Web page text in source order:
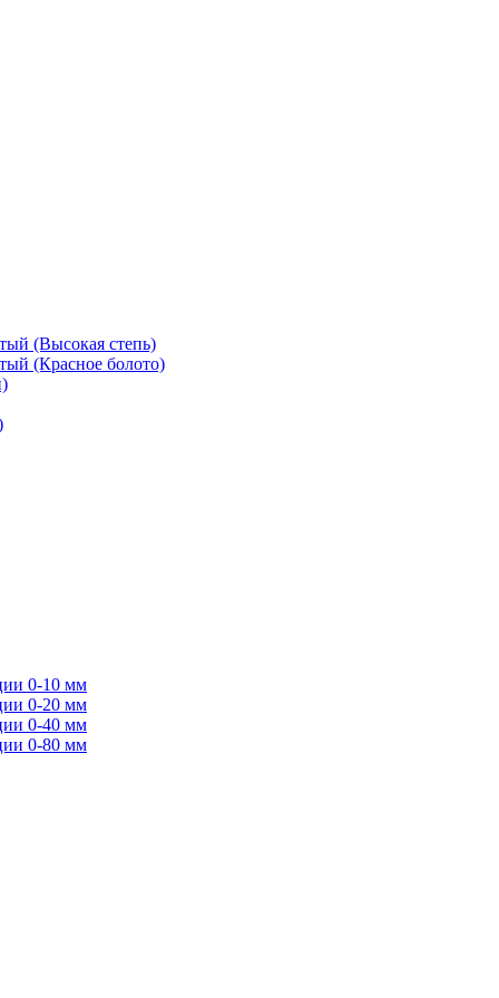
(Высокая степь)
(Красное болото)
0-10 мм
0-20 мм
0-40 мм
0-80 мм